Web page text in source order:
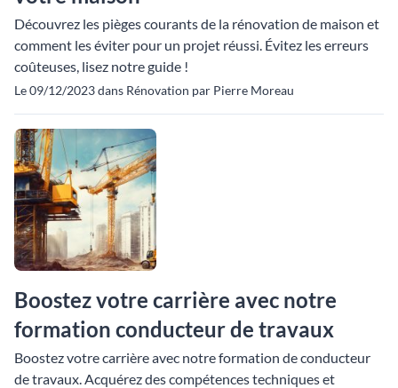
Découvrez les pièges courants de la rénovation de maison et
comment les éviter pour un projet réussi. Évitez les erreurs
coûteuses, lisez notre guide !
Le 09/12/2023 dans Rénovation par Pierre Moreau
Boostez votre carrière avec notre
formation conducteur de travaux
Boostez votre carrière avec notre formation de conducteur
de travaux. Acquérez des compétences techniques et